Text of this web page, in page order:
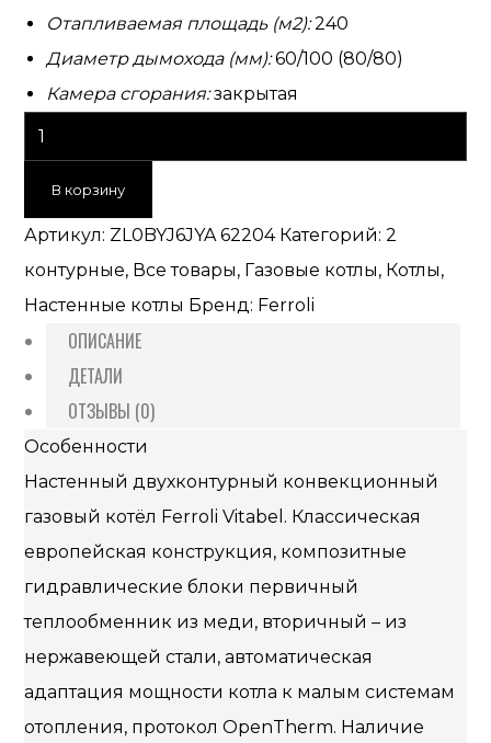
Отапливаемая площадь (м2):240
Диаметр дымохода (мм):60/100 (80/80)
Камера сгорания:закрытая
В корзину
Артикул: ZL0BYJ6JYA 62204 Категорий:2
контурные, Все товары, Газовые котлы, Котлы,
Настенные котлы Бренд: Ferroli
ОПИСАНИЕ
ДЕТАЛИ
ОТЗЫВЫ (0)
Особенности
Настенный двухконтурный конвекционный
газовый котёл Ferroli Vitabel. Классическая
европейская конструкция, композитные
гидравлические блоки первичный
теплообменник из меди, вторичный – из
нержавеющей стали, автоматическая
адаптация мощности котла к малым системам
отопления, протокол OpenTherm. Наличие